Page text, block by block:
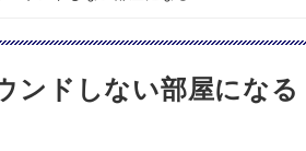
ンドしない部屋になる